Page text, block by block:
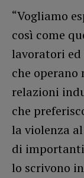
“Vogliamo
così come
lavoratori ed
che
relazioni
che
la violenza
di
lo scrivono